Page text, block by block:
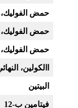
حمض الفوليك،
حمض الفوليك،
حمض الفوليك،
االكولين،
البيتين
فيتامين ب-12